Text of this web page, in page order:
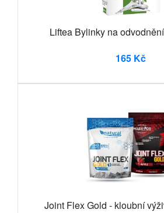
Liftea Bylinky na
165 Kč
Joint Flex Gold - kloubní